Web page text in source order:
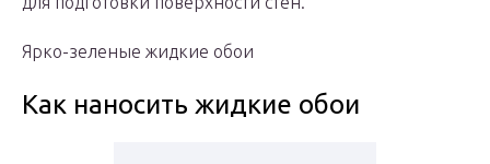
Ярко-зеленые жидкие обои
Как наносить жидкие обои